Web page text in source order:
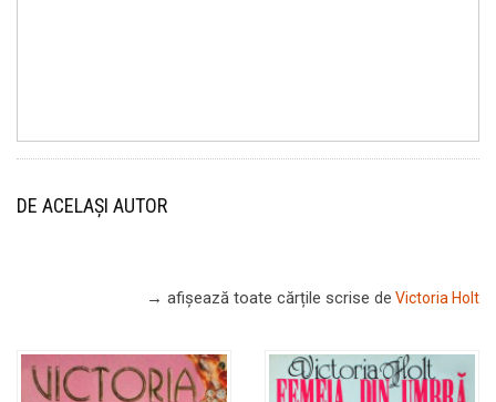
DE ACELAȘI AUTOR
→ afișează toate cărțile scrise de Victoria Holt